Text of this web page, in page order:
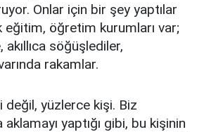
Onlar için bir şey yaptılar
eğitim, öğretim kurumları var;
söğüşlediler,
rakamlar.
değil, yüzlerce kişi. Biz
yaptığı gibi, bu kişinin